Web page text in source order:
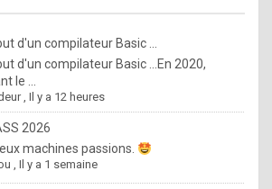
%
m
a
d
b
y
d'un compilateur Basic ...
d'un compilateur Basic ...En 2020,
le ...
,Il y a 12 heures
2026
machines passions.
,Il y a 1 semaine